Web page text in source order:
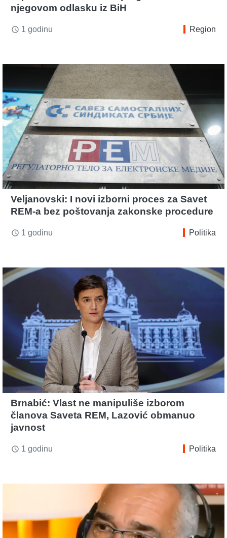
njegovom odlasku iz BiH
access_time 1 godinu Region
Veljanovski: I novi izborni proces za Savet
REM-a bez poštovanja zakonske procedure
access_time 1 godinu Politika
Brnabić: Vlast ne manipuliše izborom
članova Saveta REM, Lazović obmanuo
javnost
access_time 1 godinu Politika